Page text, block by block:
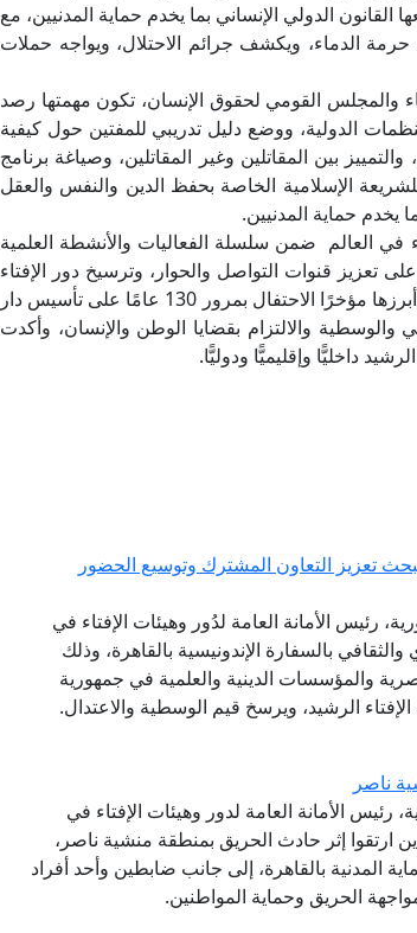
الدولي الإنساني بما يخدم حماية المدنيين، مع
الدماء، ويكشف جرائم الاحتلال، ويواجه حملات
والمجلس القومي لحقوق الإنسان، تكون مهمتها رصد
الدولية، ووضع دليل تدريبي للمفتين حول كيفية
بين المقاتلين وغير المقاتلين، وصياغة برنامج
الإسلامية الخاصة بحفظ الدين والنفس والعقل
يخدم حماية المدنيين.
في العالم ضمن سلسلة الفعاليات والأنشطة العلمية
تعزيز قنوات التواصل والحوار، وترسيخ دور الإفتاء
المؤسسي في معالجة قضايا الواقع المعاصر، والتي كان من أبرزها مؤخرًا الاحتفال بمرور 130 عامًا على تأسيس دار
والوسطية والالتزام بقضايا الوطن والإنسان، وأكدت
داخليًّا وإقليميًّا ودوليًّا.
تعزيز التعاون المشترك وتوسيع الحضور
رئيس الأمانة العامة لدُور وهيئات الإفتاء في
بالسفارة الإندونيسية بالقاهرة، وذلك
والمؤسسات الدينية والعلمية في جمهورية
الرشيد، ويرسخ قيم الوسطية والاعتدال.
ناصر
رئيس الأمانة العامة لدور وهيئات الإفتاء في
ارتقوا إثر حادث الحريق بمنطقة منشية ناصر،
المدنية بالقاهرة، إلى جانب ضابطين وأحد أفراد
الحريق وحماية المواطنين.